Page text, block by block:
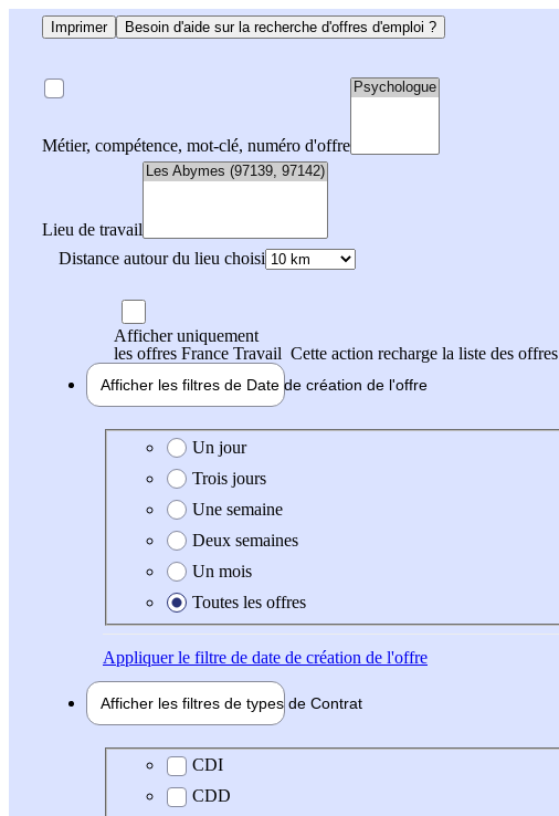
Imprimer Besoin d'aide sur la recherche d'offres d'emploi ?
Métier, compétence, mot-clé, numéro d'offre
Lieu de travail
Distance autour du lieu choisi
Afficher uniquement
les offres France Travail Cette action recharge la liste des offres
Afficher les filtres de Date de création de l'offre
Date de création de l'offre
Un jour
Trois jours
Une semaine
Deux semaines
Un mois
Toutes les offres
Appliquerle filtre de date de création de l'offre
Afficher les filtres de types de Contrat
Type de contrat
CDI
CDD